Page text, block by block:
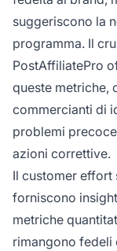
suggeriscono la
programma. Il
PostAffiliatePro
queste metriche,
commercianti di
problemi
azioni correttive.
Il customer effort
forniscono
metriche
rimangono fedeli